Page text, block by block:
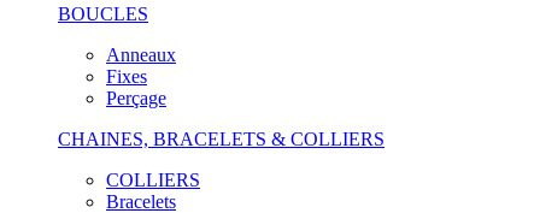
BOUCLES
Anneaux
Fixes
Perçage
CHAINES, BRACELETS & COLLIERS
COLLIERS
Bracelets